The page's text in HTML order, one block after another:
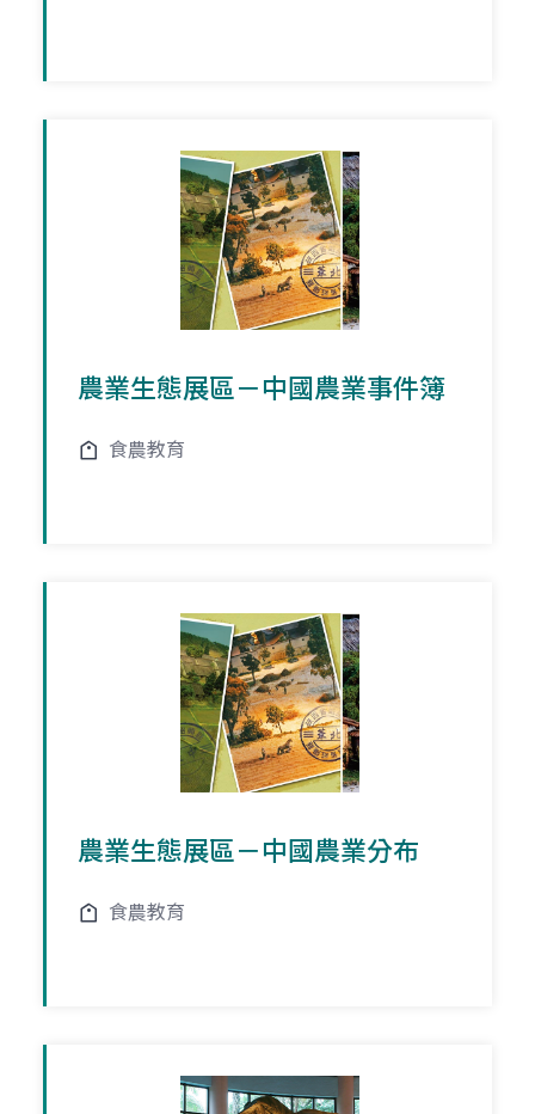
農業生態展區－中國農業事件簿
食農教育
農業生態展區－中國農業分布
食農教育